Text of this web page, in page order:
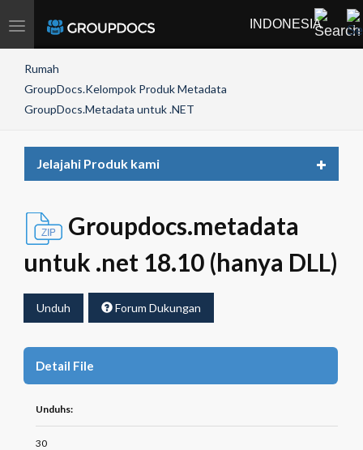
Toggle
INDONESIA
Rumah
GroupDocs.Kelompok Produk Metadata
GroupDocs.Metadata untuk .NET
Jelajahi Produk kami
Toggle
Groupdocs.metadata
untuk .net 18.10 (hanya DLL)
Unduh Forum Dukungan
Detail File
Unduhs:
30